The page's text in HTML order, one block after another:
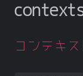
コンテキス